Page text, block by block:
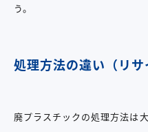
う。
処理方法の違い（リサ
廃プラスチックの処理方法は